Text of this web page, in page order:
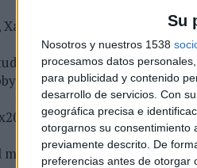
Su
Nosotros y nuestros 1538
procesamos datos
para publicidad y contenido
desarrollo de servicios. Con
geográfica precisa e
otorgarnos su consentimiento
previamente descrito. De
preferencias antes de otorgar
Doncel
media, digital, prensa, exterior